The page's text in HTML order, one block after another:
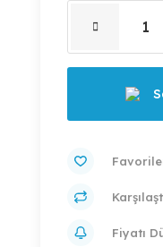
Fiyatı